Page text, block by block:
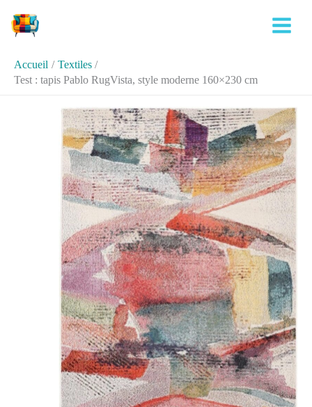
Accueil
Textiles
Test : tapis Pablo RugVista, style moderne 160×230 cm